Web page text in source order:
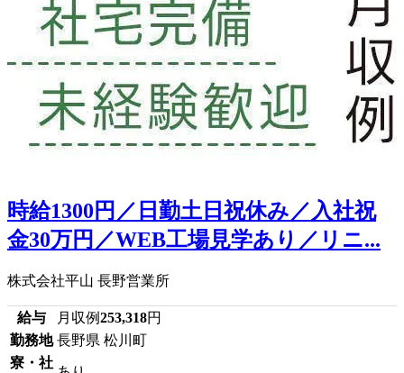
時給1300円／日勤土日祝休み／入社祝
金30万円／WEB工場見学あり／リニ...
株式会社平山 長野営業所
給与 月収例253,318円
勤務地 長野県 松川町
寮・社